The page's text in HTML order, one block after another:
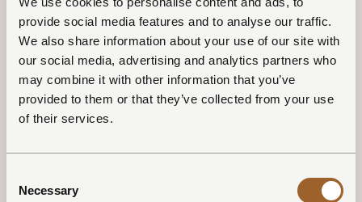
provide social media features and to analyse our traffic.
We also share information about your use of our site with
our social media, advertising and analytics partners who
may combine it with other information that you’ve
provided to them or that they’ve collected from your use
of their services.
Selection
Necessary
4. Doordeweeks is het vaak stiller
Wie extra rust zoekt, ervaart een midweekverblijf vaak als
kalmer dan een weekend. De omgeving is rustiger en het
tempo ligt lager, wat bijdraagt aan een ontspannen sfeer.
wellness om warmte en stilte, in de zomer om licht en buiten